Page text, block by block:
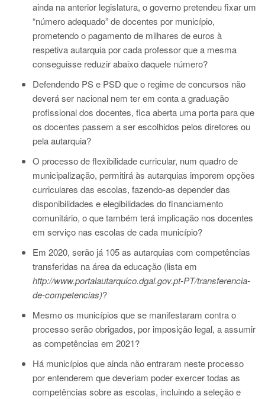
ainda na anterior legislatura, o governo pretendeu fixar um
“número adequado” de docentes por município,
prometendo o pagamento de milhares de euros à
respetiva autarquia por cada professor que a mesma
conseguisse reduzir abaixo daquele número?
Defendendo PS e PSD que o regime de concursos não
deverá ser nacional nem ter em conta a graduação
profissional dos docentes, fica aberta uma porta para que
os docentes passem a ser escolhidos pelos diretores ou
pela autarquia?
O processo de flexibilidade curricular, num quadro de
municipalização, permitirá às autarquias imporem opções
curriculares das escolas, fazendo-as depender das
disponibilidades e elegibilidades do financiamento
comunitário, o que também terá implicação nos docentes
em serviço nas escolas de cada município?
Em 2020, serão já 105 as autarquias com competências
transferidas na área da educação (lista em
http://www.portalautarquico.dgal.gov.pt-PT/transferencia-
de-competencias)?
Mesmo os municípios que se manifestaram contra o
processo serão obrigados, por imposição legal, a assumir
as competências em 2021?
Há municípios que ainda não entraram neste processo
por entenderem que deveriam poder exercer todas as
competências sobre as escolas, incluindo a seleção e